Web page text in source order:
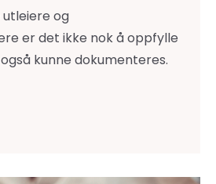
og
er det ikke nok å oppfylle
kunne dokumenteres.